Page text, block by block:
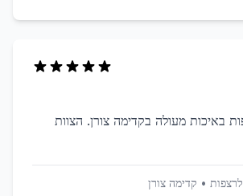
באיכות מעולה בקדימה צורן. הצוות
• קדימה צורן